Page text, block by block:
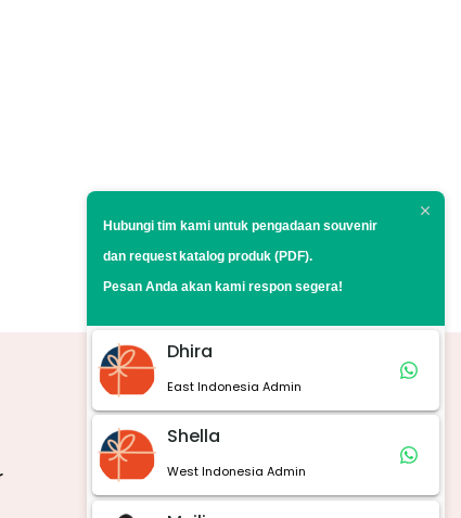
Marketplace
Hubungi tim kami untuk pengadaan souvenir
dan requestkatalog produk (PDF).
Pesan Anda akan kami respon segera!
Dhira
East Indonesia Admin
Shella
West Indonesia Admin